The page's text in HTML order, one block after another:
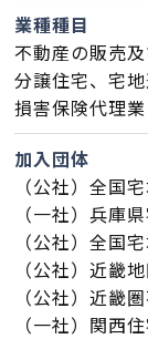
KATSUMIの
取り組み
土地の上手な探
家づくりの資金
設計・施工品質
業種種目
不動産の販売
分譲住宅、宅
損害保険代理業
加入団体
（公社）全国
（一社）兵庫
（公社）全国
（公社）近畿
（公社）近畿
（一社）関西